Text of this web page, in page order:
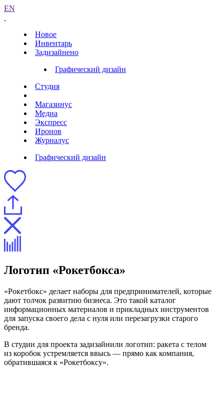
EN
Новое
Инвентарь
Задизайнено
Графический дизайн
Студия
Магазинус
Медиа
Экспресс
Иронов
Журналус
Графический дизайн
Логотип «Рокетбокса»
«Рокетбокс» делает наборы для предпринимателей, которые
дают толчок развитию бизнеса. Это такой каталог
информационных материалов и прикладных инструментов
для запуска своего дела с нуля или перезагрузки старого
бренда.
В студии для проекта задизайнили логотип: ракета с телом
из коробок устремляется ввысь — прямо как компания,
обратившаяся к «Рокетбоксу».